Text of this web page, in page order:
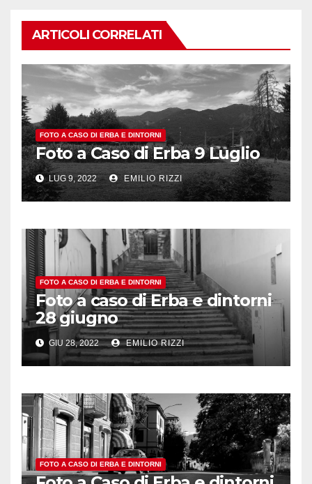
ARTICOLI CORRELATI
FOTO A CASO DI ERBA E DINTORNI
Foto a Caso di Erba 9 Luglio
LUG 9, 2022 EMILIO RIZZI
FOTO A CASO DI ERBA E DINTORNI
Foto a caso di Erba e dintorni
28 giugno
GIU 28, 2022 EMILIO RIZZI
FOTO A CASO DI ERBA E DINTORNI